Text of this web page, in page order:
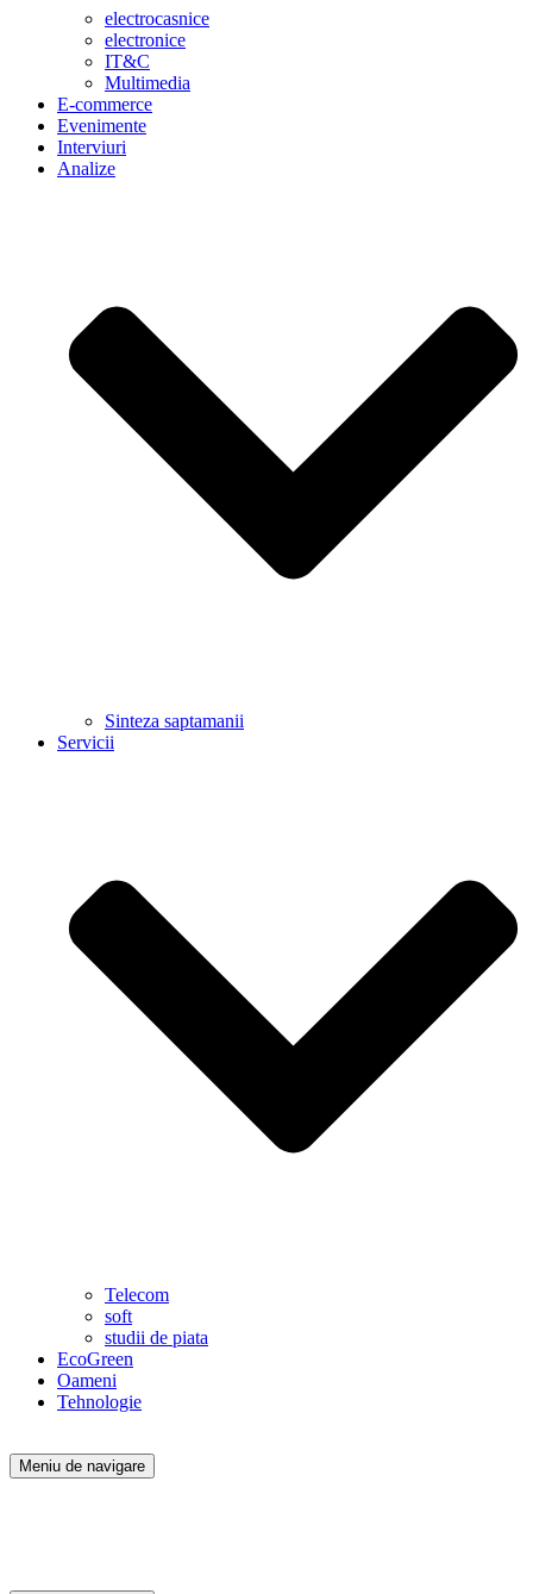
electrocasnice
electronice
IT&C
Multimedia
E-commerce
Evenimente
Interviuri
Analize
Sinteza saptamanii
Servicii
Telecom
soft
studii de piata
EcoGreen
Oameni
Tehnologie
Meniu de navigare